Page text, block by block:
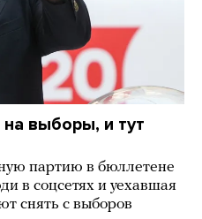
выборы, и тут
партию в бюллетене
в соцсетях и уехавшая
снять с выборов